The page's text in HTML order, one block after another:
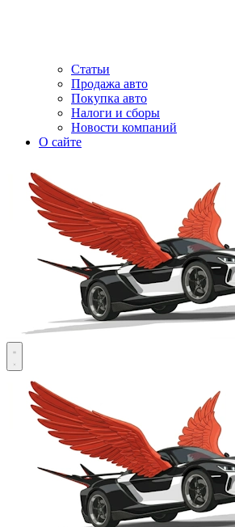
Статьи
Продажа авто
Покупка авто
Налоги и сборы
Новости компаний
О сайте